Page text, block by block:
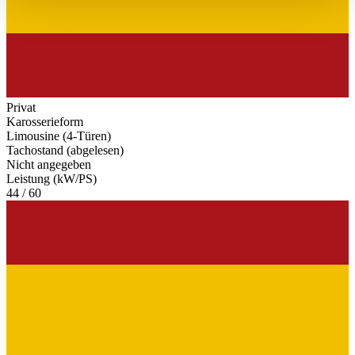
Privat
Karosserieform
Limousine (4-Türen)
Tachostand (abgelesen)
Nicht angegeben
Leistung (kW/PS)
44 / 60